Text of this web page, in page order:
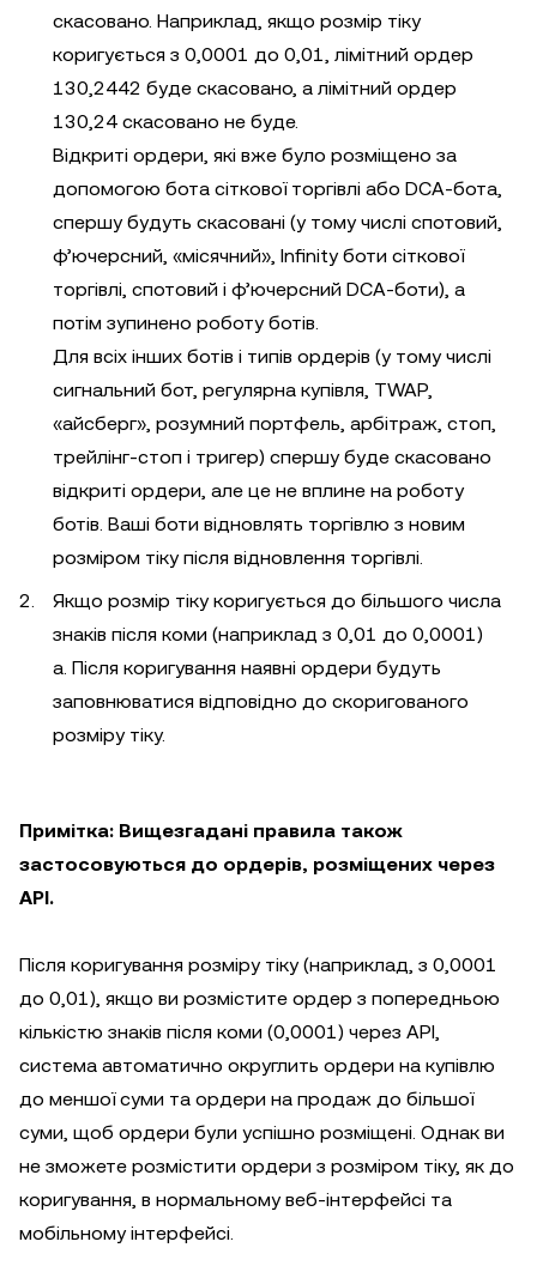
скасовано. Наприклад, якщо розмір тіку
коригується з 0,0001 до 0,01, лімітний ордер
130,2442 буде скасовано, а лімітний ордер
130,24 скасовано не буде.
Відкриті ордери, які вже було розміщено за
допомогою бота сіткової торгівлі або DCA-бота,
спершу будуть скасовані (у тому числі спотовий,
ф’ючерсний, «місячний», Infinity боти сіткової
торгівлі, спотовий і ф’ючерсний DCA-боти), а
потім зупинено роботу ботів.
Для всіх інших ботів і типів ордерів (у тому числі
сигнальний бот, регулярна купівля, TWAP,
«айсберг», розумний портфель, арбітраж, стоп,
трейлінг-стоп і тригер) спершу буде скасовано
відкриті ордери, але це не вплине на роботу
ботів. Ваші боти відновлять торгівлю з новим
розміром тіку після відновлення торгівлі.
Якщо розмір тіку коригується до більшого числа
знаків після коми (наприклад з 0,01 до 0,0001)
a. Після коригування наявні ордери будуть
заповнюватися відповідно до скоригованого
розміру тіку.
Примітка: Вищезгадані правила також
застосовуються до ордерів, розміщених через
API.
Після коригування розміру тіку (наприклад, з 0,0001
до 0,01), якщо ви розмістите ордер з попередньою
кількістю знаків після коми (0,0001) через API,
система автоматично округлить ордери на купівлю
до меншої суми та ордери на продаж до більшої
суми, щоб ордери були успішно розміщені. Однак ви
не зможете розмістити ордери з розміром тіку, як до
коригування, в нормальному веб-інтерфейсі та
мобільному інтерфейсі.